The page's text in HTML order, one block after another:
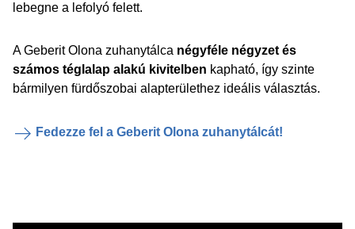
lebegne a lefolyó felett.
A Geberit Olona zuhanytálca négyféle négyzet és
számos téglalap alakú kivitelben kapható, így szinte
bármilyen fürdőszobai alapterülethez ideális választás.
Fedezze fel a Geberit Olona zuhanytálcát!